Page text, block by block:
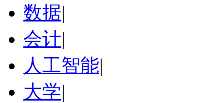
数据|
会计|
人工智能|
大学|